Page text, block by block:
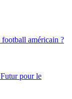
américain ?
pour le